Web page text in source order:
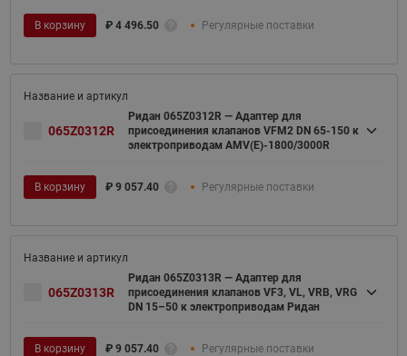
В корзину ₽ 4 496.50 Регулярные поставки
065Z0312R
Ридан 065Z0312R — Адаптер для
присоединения клапанов VFM2 DN 65-150 к
электроприводам AMV(E)-1800/3000R
В корзину ₽ 9 057.40 Регулярные поставки
065Z0313R
Ридан 065Z0313R — Адаптер для
присоединения клапанов VF3, VL, VRB, VRG
DN 15–50 к электроприводам Ридан
В корзину ₽ 9 057.40 Регулярные поставки